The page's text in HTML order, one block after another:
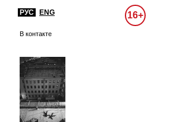
РУС ENG 16+
В контакте